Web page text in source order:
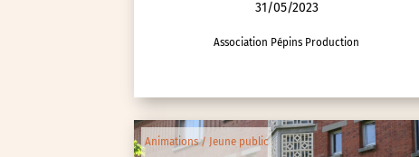
31/05/2023
Association Pépins Production
Animations / Jeune public